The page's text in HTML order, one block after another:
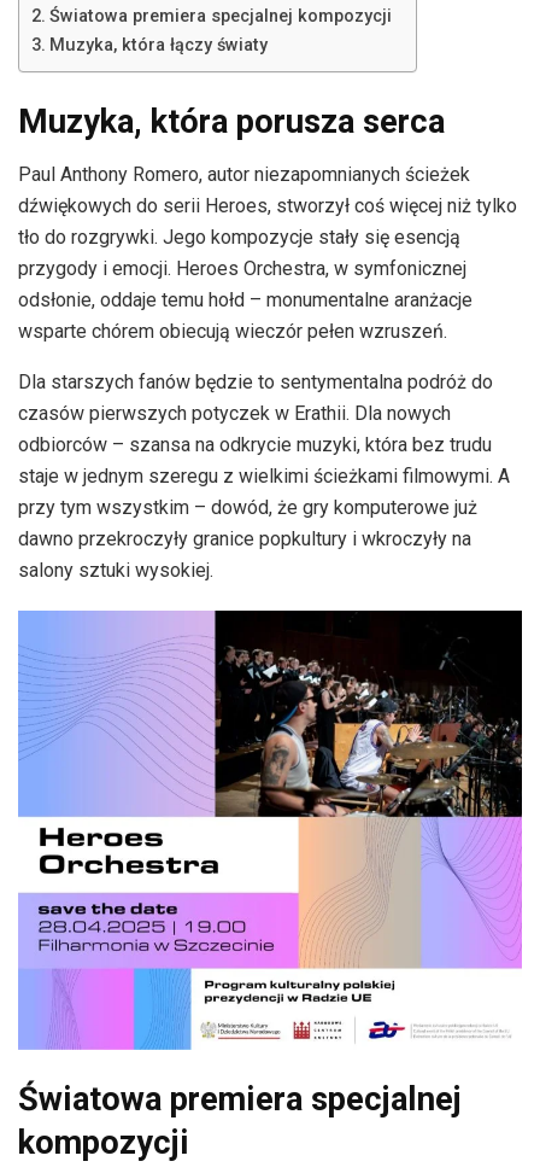
Światowa premiera specjalnej kompozycji
Muzyka, która łączy światy
Muzyka, która porusza serca
Paul Anthony Romero, autor niezapomnianych ścieżek
dźwiękowych do serii Heroes, stworzył coś więcej niż tylko
tło do rozgrywki. Jego kompozycje stały się esencją
przygody i emocji. Heroes Orchestra, w symfonicznej
odsłonie, oddaje temu hołd – monumentalne aranżacje
wsparte chórem obiecują wieczór pełen wzruszeń.
Dla starszych fanów będzie to sentymentalna podróż do
czasów pierwszych potyczek w Erathii. Dla nowych
odbiorców – szansa na odkrycie muzyki, która bez trudu
staje w jednym szeregu z wielkimi ścieżkami filmowymi. A
przy tym wszystkim – dowód, że gry komputerowe już
dawno przekroczyły granice popkultury i wkroczyły na
salony sztuki wysokiej.
Światowa premiera specjalnej
kompozycji